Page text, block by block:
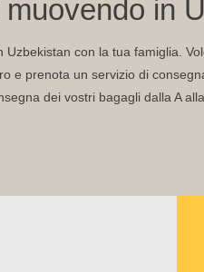
muovendo in
Uzbekistan con la tua famiglia.
e prenota un servizio di
dei vostri bagagli dalla A alla